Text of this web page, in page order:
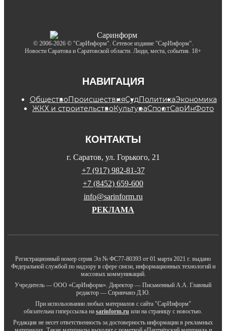
© 2006-2026 © "СарИнформ". Сетевое издание "СарИнформ".
Новости Саратова и Саратовской области. Люди, места, события. 18+
НАВИГАЦИЯ
ОбществоПроисшествияСудПолитикаЭкономика
ЖКХ и строительствоКультураСпортСарИнФото
КОНТАКТЫ
г. Саратов, ул. Горького, 21
+7 (917) 982-81-37
+7 (8452) 659-600
info@sarinform.ru
РЕКЛАМА
Регистрационный номер серия Эл № ФС77-80393 от 01 марта 2021 г. выдано
Федеральной службой по надзору в сфере связи, информационных технологий и
массовых коммуникаций.
Учредитель — ООО «СарИнформ». Директор — Письменный А.А. Главный
редактор — Спринчанэ Д.Ю.
При использовании любых материалов с сайта "СарИнформ"
обязательна гиперссылка на sarinform.ru или на страницу с новостью.
Редакция не несет ответственность за достоверность информации в рекламных